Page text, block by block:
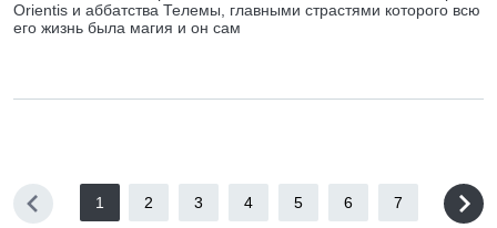
Orientis и аббатства Телемы, главными страстями которого всю
его жизнь была магия и он сам
1 2 3 4 5 6 7